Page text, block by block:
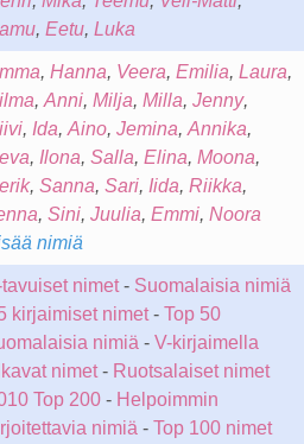
, Eetu, Luka
, Hanna, Veera, Emilia, Laura,
, Anni, Milja, Milla, Jenny,
, Ida, Aino, Jemina, Annika,
, Ilona, Salla, Elina, Moona,
, Sanna, Sari, Iida, Riikka,
, Sini, Juulia, Emmi, Noora
nimiä
tavuiset nimet- Suomalaisia nimiä
kirjaimiset nimet- Top 50
nimiä - V-kirjaimella
nimet- Ruotsalaiset nimet
Top 200 - Helpoimmin
nimiä - Top 100 nimet